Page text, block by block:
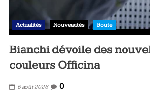
Actualités Nouveautés Route
Bianchi dévoile des
couleurs Officina
6 août 2026 0